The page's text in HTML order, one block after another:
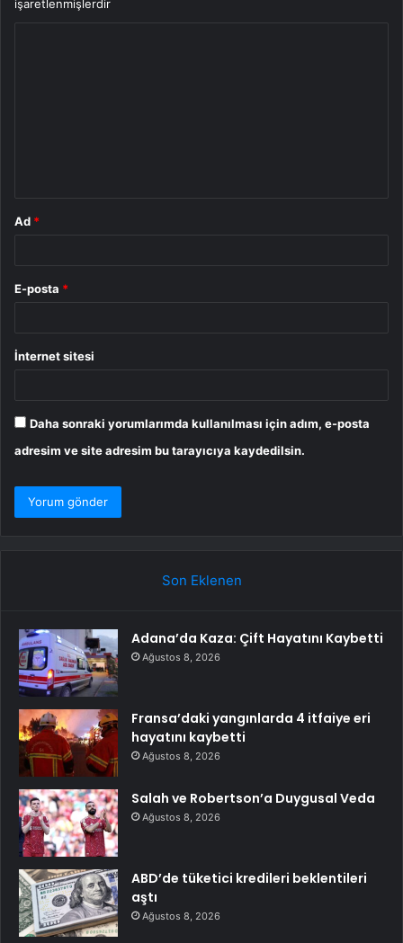
işaretlenmişlerdir
Ad *
E-posta *
İnternet sitesi
Daha sonraki yorumlarımda kullanılması için adım, e-posta
adresim ve site adresim bu tarayıcıya kaydedilsin.
Son Eklenen
Adana’da Kaza: Çift Hayatını Kaybetti
Ağustos 8, 2026
Fransa’daki yangınlarda 4 itfaiye eri
hayatını kaybetti
Ağustos 8, 2026
Salah ve Robertson’a Duygusal Veda
Ağustos 8, 2026
ABD’de tüketici kredileri beklentileri
aştı
Ağustos 8, 2026